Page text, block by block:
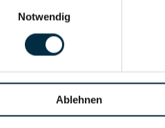
Notwendig
Ablehnen
Pfad